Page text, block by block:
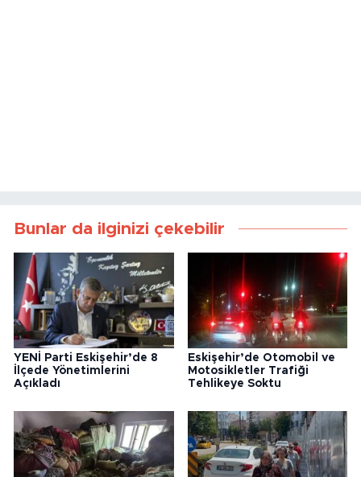
Bunlar da ilginizi çekebilir
YENİ Parti Eskişehir’de 8
İlçede Yönetimlerini
Açıkladı
Eskişehir’de Otomobil ve
Motosikletler Trafiği
Tehlikeye Soktu